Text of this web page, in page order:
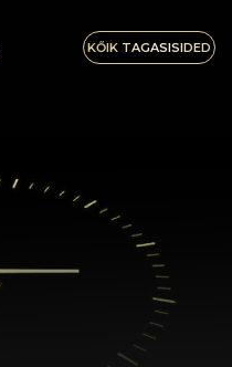
KŐIK TAGASISIDED